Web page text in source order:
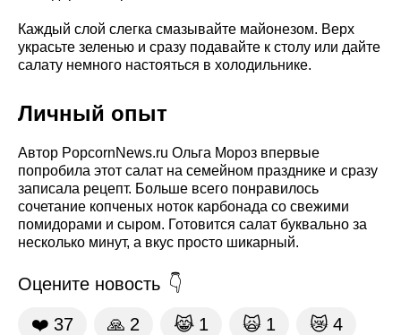
Каждый слой слегка смазывайте майонезом. Верх
украсьте зеленью и сразу подавайте к столу или дайте
салату немного настояться в холодильнике.
Личный опыт
Автор PopcornNews.ru Ольга Мороз впервые
попробила этот салат на семейном празднике и сразу
записала рецепт. Больше всего понравилось
сочетание копченых ноток карбонада со свежими
помидорами и сыром. Готовится салат буквально за
несколько минут, а вкус просто шикарный.
Оцените новость
❤️ 37 🙏 2 😹 1 🙀 1 😿 4